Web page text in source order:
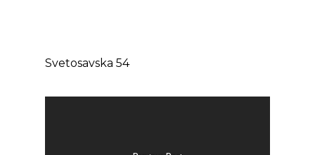
Svetosavska 54